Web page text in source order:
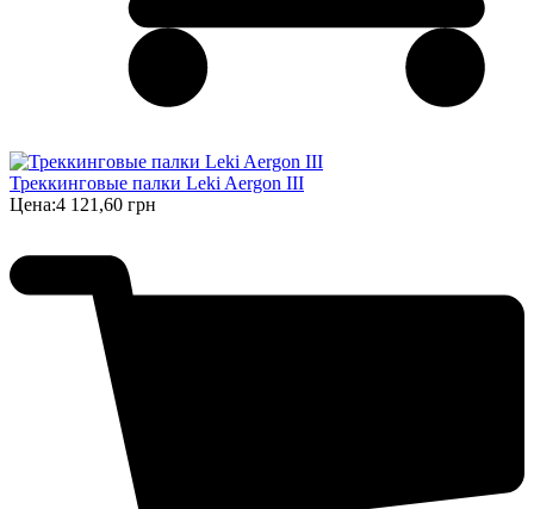
Треккинговые палки Leki Aergon III
Цена:4 121,60 грн